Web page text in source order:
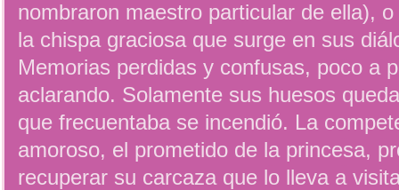
nombraron maestro particular de ella),
la chispa graciosa que surge en sus
Memorias perdidas y confusas, poco a
aclarando. Solamente sus huesos
que frecuentaba se incendió. La
amoroso, el prometido de la princesa,
recuperar su carcaza que lo lleva a